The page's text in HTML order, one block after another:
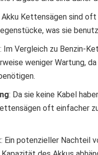
Akku Kettensägen sind
was sie
: Im Vergleich zu Benzin-
weniger Wartung,
: Da sie keine Kabel
oft einfacher
: Ein potenzieller Nachteil